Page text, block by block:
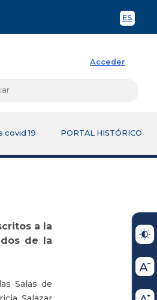
ES
Acceder
covid 19 PORTAL HISTÓRICO
a la
de la
Salas de